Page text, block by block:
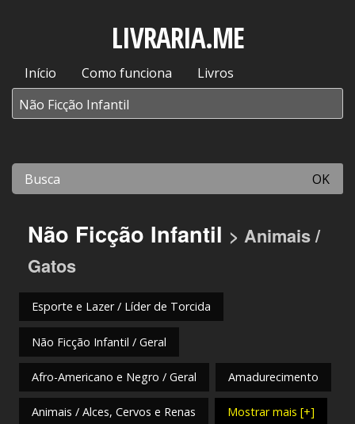
LIVRARIA.ME
Início Como funciona Livros
OK
Não Ficção Infantil > Animais /
Gatos
Esporte e Lazer / Líder de Torcida
Não Ficção Infantil / Geral
Afro-Americano e Negro / Geral Amadurecimento
Animais / Alces, Cervos e Renas Mostrar mais [+]